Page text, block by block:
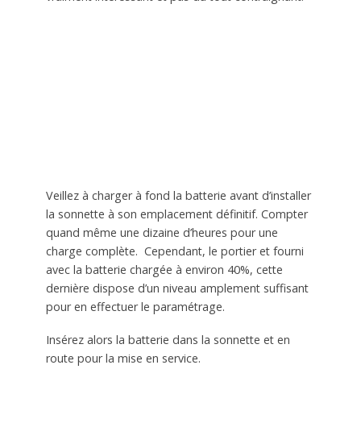
Veillez à charger à fond la batterie avant d’installer
la sonnette à son emplacement définitif. Compter
quand même une dizaine d’heures pour une
charge complète. Cependant, le portier et fourni
avec la batterie chargée à environ 40%, cette
dernière dispose d’un niveau amplement suffisant
pour en effectuer le paramétrage.
Insérez alors la batterie dans la sonnette et en
route pour la mise en service.